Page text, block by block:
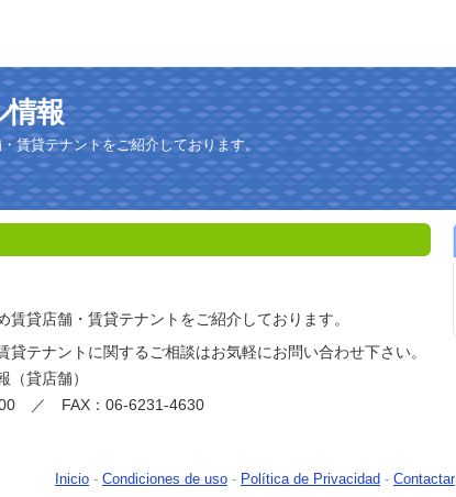
情報
賃貸テナントをご紹介しております。
賃貸店舗・賃貸テナントをご紹介しております。
貸テナントに関するご相談はお気軽にお問い合わせ下さい。
（貸店舗）
／ FAX：06-6231-4630
Inicio - Condiciones de uso - Política de Privacidad - Contactar